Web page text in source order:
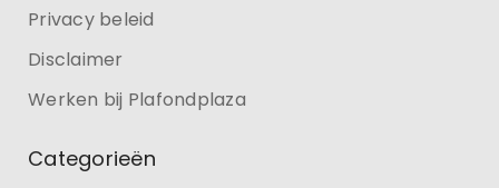
Privacy beleid
Disclaimer
Werken bij Plafondplaza
Categorieën